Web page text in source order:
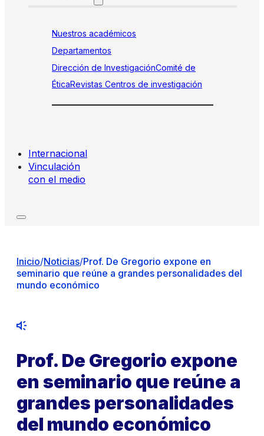
Nuestros académicos
Departamentos
Dirección de InvestigaciónComité de
ÉticaRevistas Centros de investigación
Internacional
Vinculación
con el medio
Inicio/Noticias/Prof. De Gregorio expone en
seminario que reúne a grandes personalidades del
mundo económico
Prof. De Gregorio expone
en seminario que reúne a
grandes personalidades
del mundo económico